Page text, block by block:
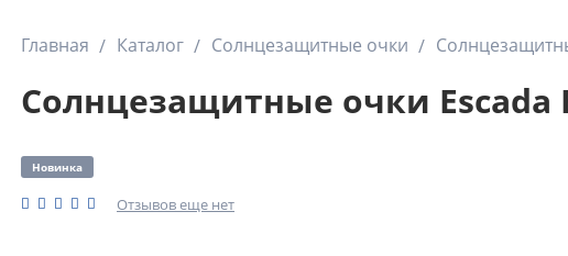
Главная Каталог Солнцезащитные очки
Солнцезащитные очки Escada
Новинка
Отзывов еще нет